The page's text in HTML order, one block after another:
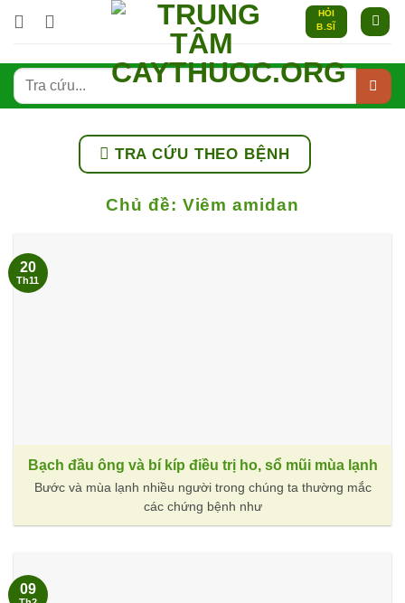
qua
dung
HỎI
B.SĨ
TRA CỨU THEO BỆNH
Chủ đề: Viêm amidan
Bạch đầu ông và bí kíp điều trị ho, sổ mũi mùa lạnh
Bước và mùa lạnh nhiều người trong chúng ta thường mắc
các chứng bệnh như
20
Th11
09